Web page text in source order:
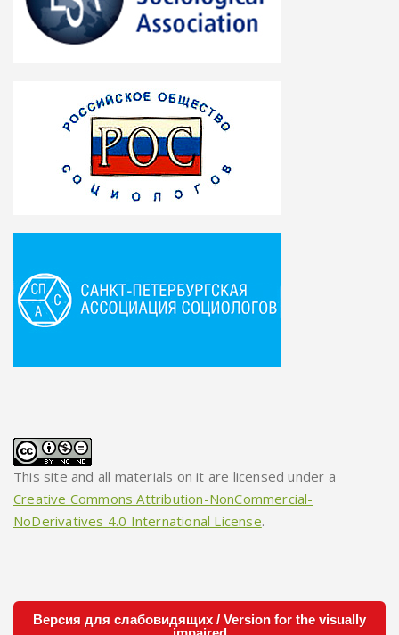
This site and all materials on it are licensed under a
Creative Commons Attribution-NonCommercial-
NoDerivatives 4.0 International License.
Версия для слабовидящих / Version for the visually